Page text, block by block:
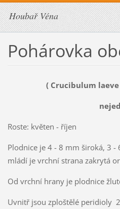
Houbař Véna
Pohárovka
( Crucibulum
Roste: květen - říjen
Plodnice je 4 - 8 mm široká, 3
mládí je vrchní strana zakrytá
Od vrchní hrany je plodnice
Uvnitř jsou zploštělé peridioly